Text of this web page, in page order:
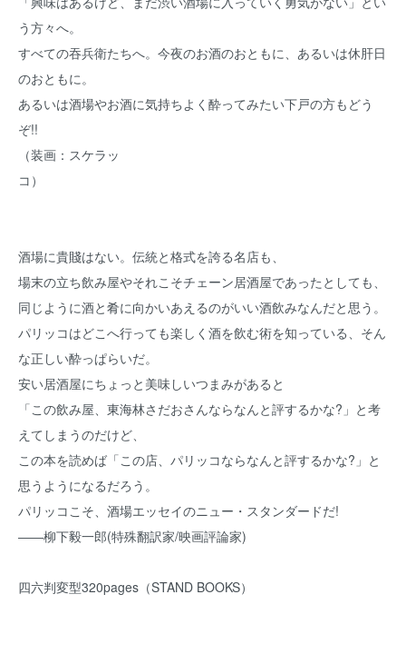
う方々へ。
すべての吞兵衛たちへ。今夜のお酒のおともに、あるいは休肝日
のおともに。
あるいは酒場やお酒に気持ちよく酔ってみたい下戸の方もどう
ぞ!!
（装画：スケラッ
コ
酒場に貴賤はない。伝統と格式を誇る名店も、
場末の立ち飲み屋やそれこそチェーン居酒屋であったとしても、
同じように酒と肴に向かいあえるのがいい酒飲みなんだと思う。
パリッコはどこへ行っても楽しく酒を飲む術を知っている、そん
な正しい酔っぱらいだ。
安い居酒屋にちょっと美味しいつまみがあると
「この飲み屋、東海林さだおさんならなんと評するかな?」と考
えてしまうのだけど、
この本を読めば「この店、パリッコならなんと評するかな?」と
思うようになるだろう。
パリッコこそ、酒場エッセイのニュー・スタンダードだ!
――柳下毅一郎(特殊翻訳家/映画評論家)
四六判変型320pages（STAND BOOKS）